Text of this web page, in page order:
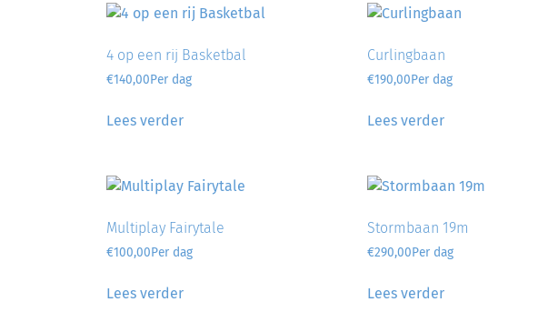
4 op een rij Basketbal
€140,00Per dag
Lees verder
Curlingbaan
€190,00Per dag
Lees verder
Multiplay Fairytale
€100,00Per dag
Lees verder
Stormbaan 19m
€290,00Per dag
Lees verder